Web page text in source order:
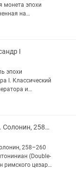
монета эпохи
на
с грейдом VF
I
эпохи
I. Классический
и
Римская империя. Солонин, 258260 гг. н.э. Биллонный антониниан
258–260
(Double-
римского цезаря